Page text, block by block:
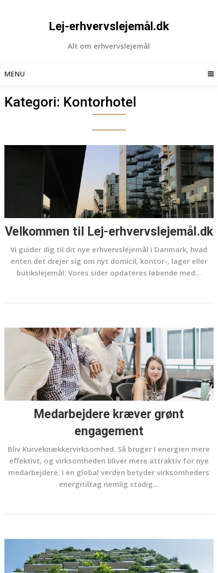
Lej-erhvervslejemål.dk
Alt om erhvervslejemål
MENU
Kategori: Kontorhotel
Velkommen til Lej-erhvervslejemål.dk
Vi guider dig til dit nye erhvervslejemål i Danmark, hvad
enten det drejer sig om nyt domicil, kontor-, lager eller
butikslejemål. Vores sider opdateres løbende med...
Medarbejdere kræver grønt
engagement
Bliv Kurveknækkervirksomhed. Så bruger I energien mere
effektivt, og virksomheden bliver mere attraktiv for nye
medarbejdere. I en global verden betyder virksomheders
energitiltag nemlig stadig...